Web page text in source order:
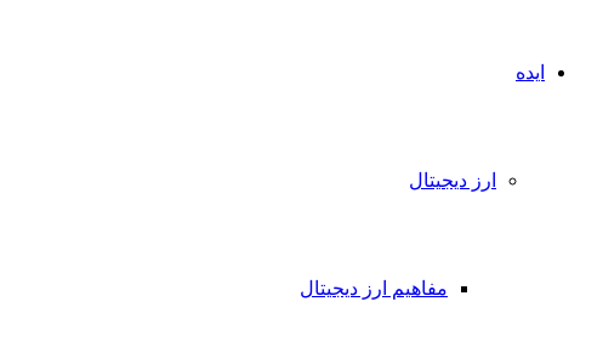
ایده
ارز دیجیتال
مفاهیم ارز دیجیتال